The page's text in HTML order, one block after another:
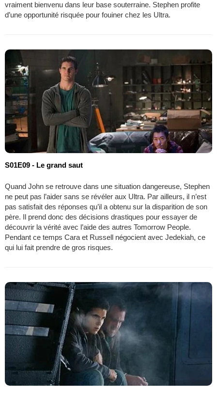
vraiment bienvenu dans leur base souterraine. Stephen profite
d’une opportunité risquée pour fouiner chez les Ultra.
S01E09 - Le grand saut
Quand John se retrouve dans une situation dangereuse, Stephen
ne peut pas l’aider sans se révéler aux Ultra. Par ailleurs, il n’est
pas satisfait des réponses qu’il a obtenu sur la disparition de son
père. Il prend donc des décisions drastiques pour essayer de
découvrir la vérité avec l’aide des autres Tomorrow People.
Pendant ce temps Cara et Russell négocient avec Jedekiah, ce
qui lui fait prendre de gros risques.